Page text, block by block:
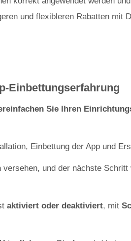
und flexibleren Rabatten mit
Einbettungserfahrung
Sie Ihren
Einbettung der App und
und der nächste
aktiviert oder deaktiviert, mit